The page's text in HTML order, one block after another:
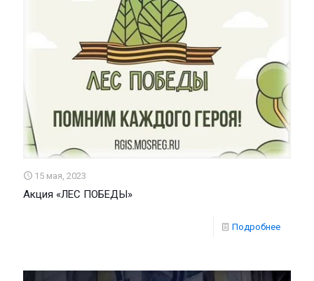
15 мая, 2023
Акция «ЛЕС ПОБЕДЫ»
Подробнее